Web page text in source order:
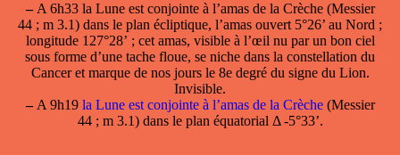
–A 6h33 la Lune est conjointe à l’amas de la Crèche(Messier
44 ; m 3.1) dans le plan écliptique, l’amas ouvert 5°26’ au Nord ;
longitude 127°28’ ; cet amas, visible à l’œil nu par un bon ciel
sous forme d’une tache floue, se niche dans la constellation du
Cancer et marque de nos jours le 8e degré du signe du Lion.
Invisible.
–A 9h19 la Lune est conjointe à l’amas de la Crèche(Messier
44 ; m 3.1) dans le plan équatorial Δ -5°33’.